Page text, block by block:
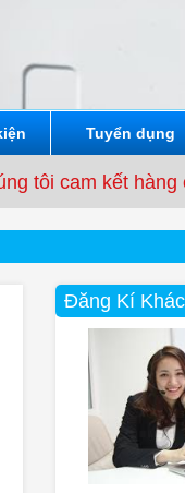
Tuyển dụng
hàng chính
Đăng Kí